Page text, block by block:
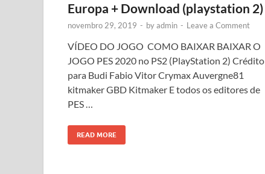
Europa + Download (playstation 2)
novembro 29, 2019 - byadmin - Leave a Comment
VÍDEO DO JOGO COMO BAIXAR BAIXAR O
JOGO PES 2020 no PS2 (PlayStation 2) Crédito
para Budi Fabio Vitor Crymax Auvergne81
kitmaker GBD Kitmaker E todos os editores de
PES …
READ MORE